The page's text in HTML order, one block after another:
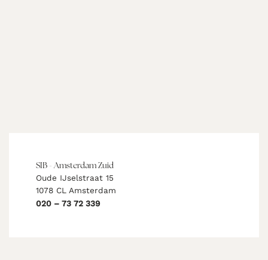
SIB - Amsterdam Zuid
Oude IJselstraat 15
1078 CL Amsterdam
020 – 73 72 339